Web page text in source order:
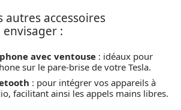
autres accessoires
:
avec ventouse : idéaux pour
sur le pare-brise de votre Tesla.
: pour intégrer vos appareils à
facilitant ainsi les appels mains libres.